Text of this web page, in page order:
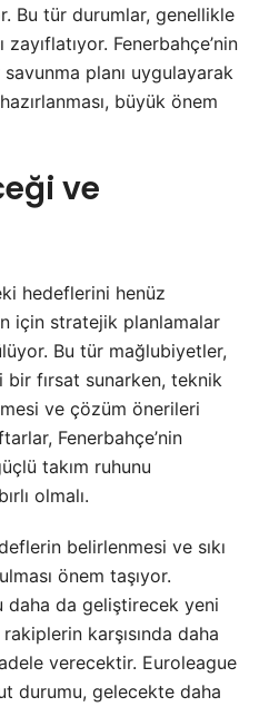
Bu tür durumlar, genellikle
zayıflatıyor. Fenerbahçe’nin
planı uygulayarak
büyük önem
ve
hedeflerini henüz
için stratejik planlamalar
Bu tür mağlubiyetler,
bir fırsat sunarken, teknik
ve çözüm önerileri
Fenerbahçe’nin
takım ruhunu
olmalı.
belirlenmesi ve sıkı
önem taşıyor.
daha da geliştirecek yeni
karşısında daha
verecektir. Euroleague
durumu, gelecekte daha